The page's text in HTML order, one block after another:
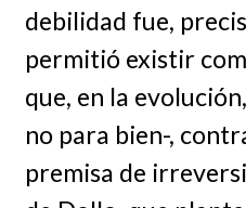
debilidad fue,
permitió existir
que, en la
no para bien-,
premisa de